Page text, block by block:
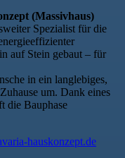
(Massivhaus)
Spezialist für die
auf Stein gebaut – für
in ein langlebiges,
um. Dank eines
die Bauphase
hauskonzept.de